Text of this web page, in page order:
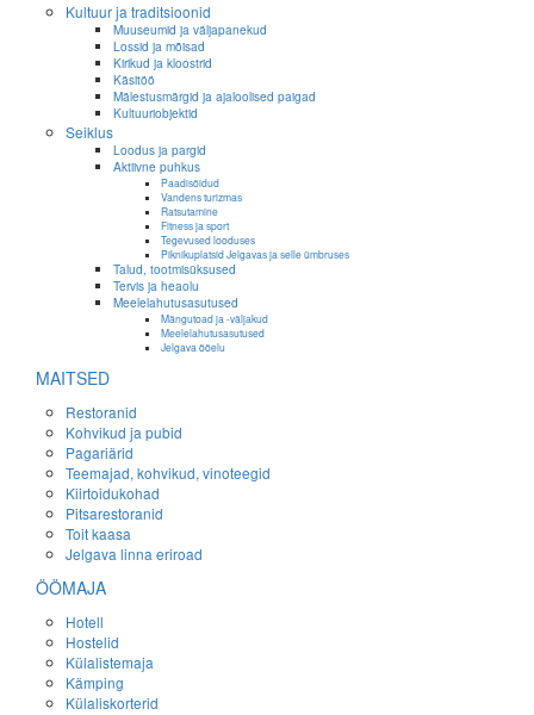
Kultuur ja traditsioonid
Muuseumid ja väljapanekud
Lossid ja mõisad
Kirikud ja kloostrid
Käsitöö
Mälestusmärgid ja ajaloolised paigad
Kultuuriobjektid
Seiklus
Loodus ja pargid
Aktiivne puhkus
Paadisõidud
Vandens turizmas
Ratsutamine
Fitness ja sport
Tegevused looduses
Piknikuplatsid Jelgavas ja selle ümbruses
Talud, tootmisüksused
Tervis ja heaolu
Meelelahutusasutused
Mängutoad ja -väljakud
Meelelahutusasutused
Jelgava ööelu
MAITSED
Restoranid
Kohvikud ja pubid
Pagariärid
Teemajad, kohvikud, vinoteegid
Kiirtoidukohad
Pitsarestoranid
Toit kaasa
Jelgava linna eriroad
ÖÖMAJA
Hotell
Hostelid
Külalistemaja
Kämping
Külaliskorterid